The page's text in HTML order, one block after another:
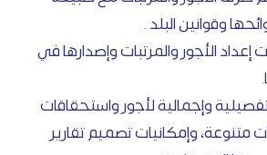
وقوانين البلد .
إعداد الأجور والمرتبات وإصدارها في
وإجمالية لأجور واستحقاقات
متنوعة، وإمكانيات تصميم تقارير